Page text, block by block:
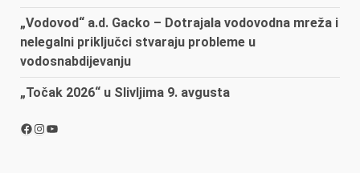
„Vodovod“ a.d. Gacko – Dotrajala vodovodna mreža i
nelegalni priključci stvaraju probleme u
vodosnabdijevanju
„Točak 2026“ u Slivljima 9. avgusta
Facebook
Instagram
YouTube